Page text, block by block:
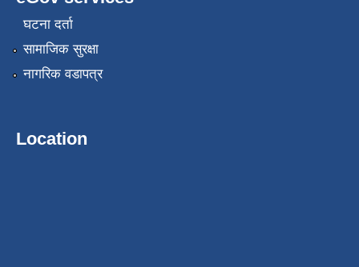
घटना दर्ता
सामाजिक सुरक्षा
नागरिक वडापत्र
Location